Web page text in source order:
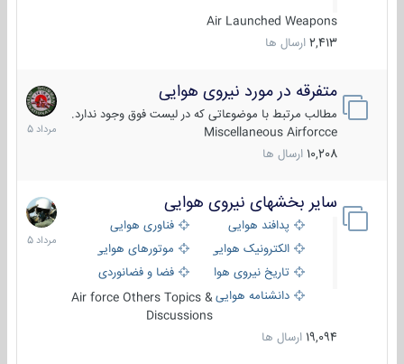
Air Launched Weapons
2,413 ارسال ها
متفرقه در مورد نیروی هوایی
مطالب مرتبط با موضوعاتی که در لیست فوق وجود ندارد.
Miscellaneous Airforcce
10,208 ارسال ها
7
مرداد
1405
سایر بخشهای نیروی هوایی
پدافند هوایی
فناوری هوایی
الکترونیک هوایی
موتورهای هوایی
تاریخ نیروی هوایی
فضا و فضانوردی
دانشنامه هواییAir force Others Topics &
Discussions
19,094 ارسال ها
2
مرداد
1405